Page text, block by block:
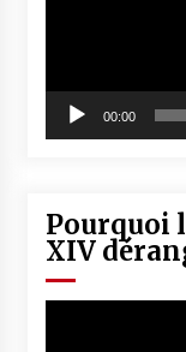
00:00
Pourquoi
XIV